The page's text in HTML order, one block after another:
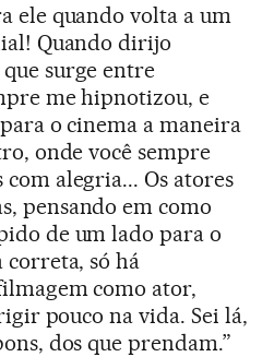
ele quando volta a um
Quando dirijo
surge entre
me hipnotizou, e
o cinema a maneira
onde você sempre
alegria... Os atores
pensando em como
de um lado para o
só há
como ator,
pouco na vida. Sei lá,
dos que prendam.”